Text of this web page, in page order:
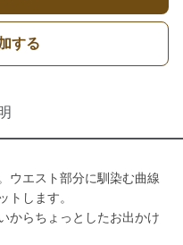
する
ウエスト部分に馴染む曲線
トします。
からちょっとしたお出かけ